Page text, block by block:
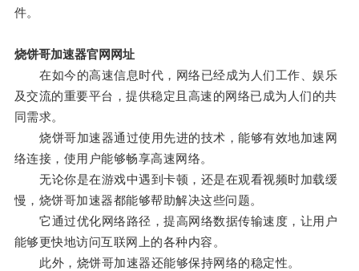
件。
烧饼哥加速器官网网址
在如今的高速信息时代，网络已经成为人们工作、娱乐
及交流的重要平台，提供稳定且高速的网络已成为人们的共
同需求。
烧饼哥加速器通过使用先进的技术，能够有效地加速网
络连接，使用户能够畅享高速网络。
无论你是在游戏中遇到卡顿，还是在观看视频时加载缓
慢，烧饼哥加速器都能够帮助解决这些问题。
它通过优化网络路径，提高网络数据传输速度，让用户
能够更快地访问互联网上的各种内容。
此外，烧饼哥加速器还能够保持网络的稳定性。